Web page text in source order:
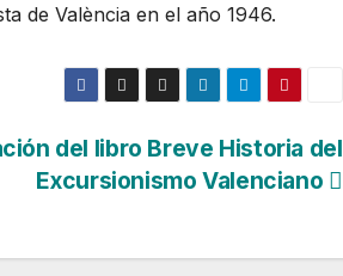
de València en el año 1946.
del libro Breve Historia del
Excursionismo Valenciano